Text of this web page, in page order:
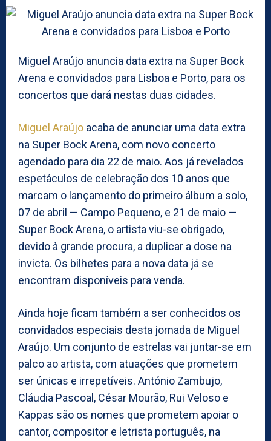
Miguel Araújo anuncia data extra na Super Bock
Arena e convidados para Lisboa e Porto, para os
concertos que dará nestas duas cidades.
Miguel Araújo acaba de anunciar uma data extra
na Super Bock Arena, com novo concerto
agendado para dia 22 de maio. Aos já revelados
espetáculos de celebração dos 10 anos que
marcam o lançamento do primeiro álbum a solo,
07 de abril — Campo Pequeno, e 21 de maio —
Super Bock Arena, o artista viu-se obrigado,
devido à grande procura, a duplicar a dose na
invicta. Os bilhetes para a nova data já se
encontram disponíveis para venda.
Ainda hoje ficam também a ser conhecidos os
convidados especiais desta jornada de Miguel
Araújo. Um conjunto de estrelas vai juntar-se em
palco ao artista, com atuações que prometem
ser únicas e irrepetíveis. António Zambujo,
Cláudia Pascoal, César Mourão, Rui Veloso e
Kappas são os nomes que prometem apoiar o
cantor, compositor e letrista português, na